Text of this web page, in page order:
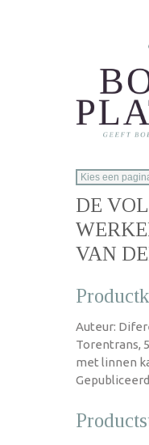
DE
VAN
Auteur:
Torentrans,
met linnen